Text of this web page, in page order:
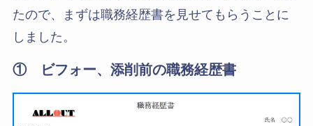
たので、まずは職務経歴書を見せてもらうことに
しました。
① ビフォー、添削前の職務経歴書